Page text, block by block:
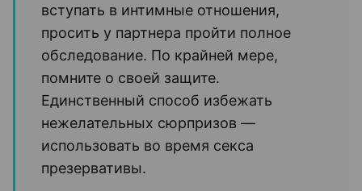
вступать в интимные отношения,
просить у партнера пройти полное
обследование. По крайней мере,
помните о своей защите.
Единственный способ избежать
нежелательных сюрпризов —
использовать во время секса
презервативы.